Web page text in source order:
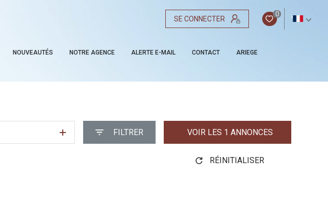
SE CONNECTER
0 FR
NOUVEAUTÉS NOTRE AGENCE ALERTE E-MAIL CONTACT ARIEGE
FILTRER VOIR LES 1 ANNONCES
RÉINITIALISER